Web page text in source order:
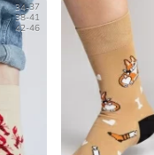
34-37
38-41
42-46